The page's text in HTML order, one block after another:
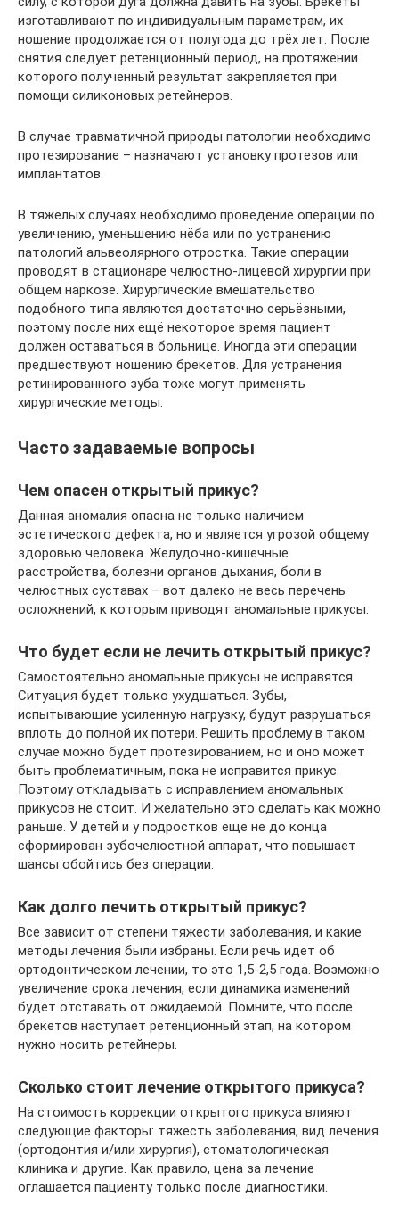
изготавливают по индивидуальным параметрам, их
ношение продолжается от полугода до трёх лет. После
снятия следует ретенционный период, на протяжении
которого полученный результат закрепляется при
помощи силиконовых ретейнеров.
В случае травматичной природы патологии необходимо
протезирование – назначают установку протезов или
имплантатов.
В тяжёлых случаях необходимо проведение операции по
увеличению, уменьшению нёба или по устранению
патологий альвеолярного отростка. Такие операции
проводят в стационаре челюстно-лицевой хирургии при
общем наркозе. Хирургические вмешательство
подобного типа являются достаточно серьёзными,
поэтому после них ещё некоторое время пациент
должен оставаться в больнице. Иногда эти операции
предшествуют ношению брекетов. Для устранения
ретинированного зуба тоже могут применять
хирургические методы.
Часто задаваемые вопросы
Чем опасен открытый прикус?
Данная аномалия опасна не только наличием
эстетического дефекта, но и является угрозой общему
здоровью человека. Желудочно-кишечные
расстройства, болезни органов дыхания, боли в
челюстных суставах – вот далеко не весь перечень
осложнений, к которым приводят аномальные прикусы.
Что будет если не лечить открытый прикус?
Самостоятельно аномальные прикусы не исправятся.
Ситуация будет только ухудшаться. Зубы,
испытывающие усиленную нагрузку, будут разрушаться
вплоть до полной их потери. Решить проблему в таком
случае можно будет протезированием, но и оно может
быть проблематичным, пока не исправится прикус.
Поэтому откладывать с исправлением аномальных
прикусов не стоит. И желательно это сделать как можно
раньше. У детей и у подростков еще не до конца
сформирован зубочелюстной аппарат, что повышает
шансы обойтись без операции.
Как долго лечить открытый прикус?
Все зависит от степени тяжести заболевания, и какие
методы лечения были избраны. Если речь идет об
ортодонтическом лечении, то это 1,5-2,5 года. Возможно
увеличение срока лечения, если динамика изменений
будет отставать от ожидаемой. Помните, что после
брекетов наступает ретенционный этап, на котором
нужно носить ретейнеры.
Сколько стоит лечение открытого прикуса?
На стоимость коррекции открытого прикуса влияют
следующие факторы: тяжесть заболевания, вид лечения
(ортодонтия и/или хирургия), стоматологическая
клиника и другие. Как правило, цена за лечение
оглашается пациенту только после диагностики.